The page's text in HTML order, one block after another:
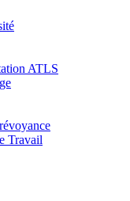
ATLS
Travail